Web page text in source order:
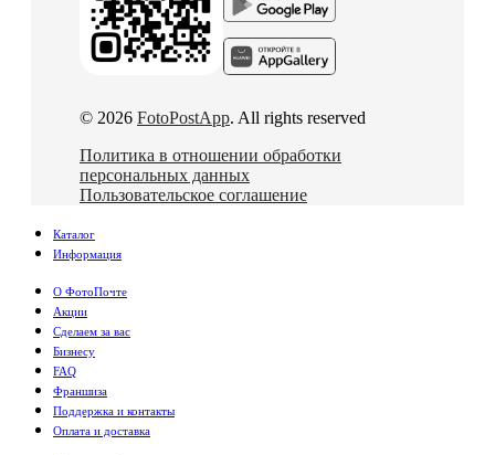
© 2026 FotoPostApp. All rights reserved
Политика в отношении обработки
персональных данных
Пользовательское соглашение
Каталог
Информация
О ФотоПочте
Акции
Сделаем за вас
Бизнесу
FAQ
Франшиза
Поддержка и контакты
Оплата и доставка